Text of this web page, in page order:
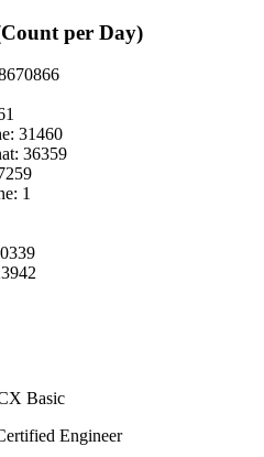
per Day)
31460
36359
1
Engineer